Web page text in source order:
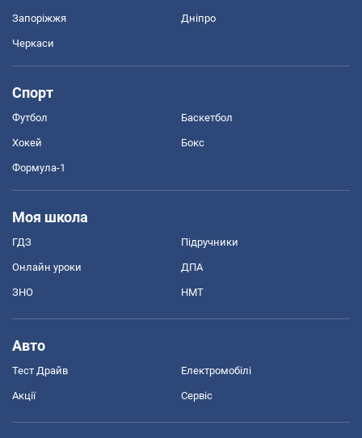
Запоріжжя Дніпро
Черкаси
Спорт
Футбол Баскетбол
Хокей Бокс
Формула-1
Моя школа
ГДЗ Підручники
Онлайн уроки ДПА
ЗНО НМТ
Авто
Тест Драйв Електромобілі
Акції Сервіс